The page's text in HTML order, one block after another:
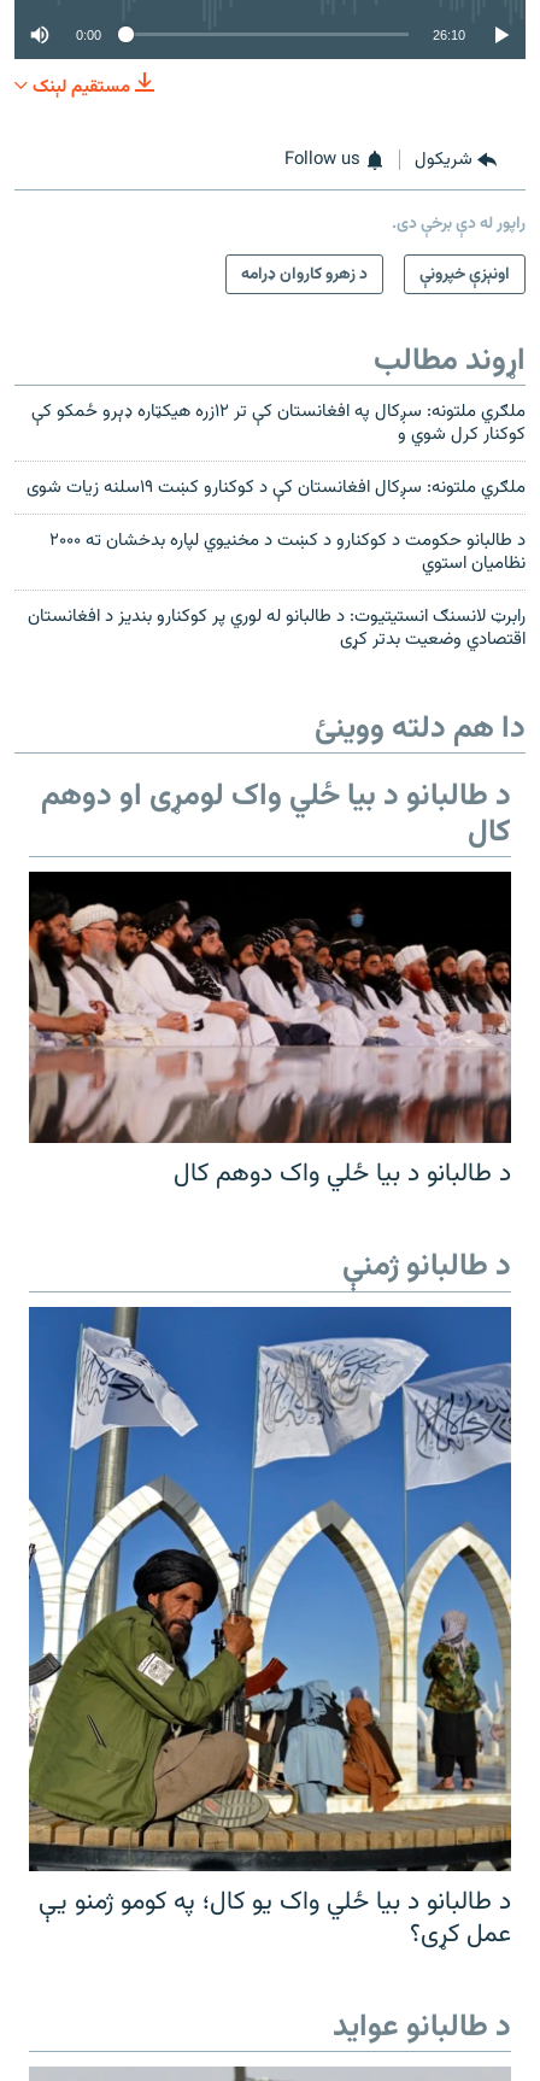
0:00 26:10
مستقیم لېنک
شريکول Follow us
راپور له دې برخې دی.
اونېزې خپرونې
د زهرو کاروان ډرامه
اړوند مطالب
ملګري ملتونه: سږکال په افغانستان کې تر ۱۲زره هیکټاره ډېرو ځمکو کې
کوکنار کرل شوي و
ملګري ملتونه: سږکال افغانستان کې د کوکنارو کښت ۱۹سلنه زيات شوی
د طالبانو حکومت د کوکنارو د کښت د مخنيوي لپاره بدخشان ته ۲۰۰۰
نظامیان استوي
رابرټ لانسنګ انستيتيوت: د طالبانو له لوري پر کوکنارو بنديز د افغانستان
اقتصادي وضعيت بدتر کړی
دا هم دلته ووینئ
د طالبانو د بیا ځلي واک لومړی او دوهم
کال
د طالبانو د بیا ځلي واک دوهم کال
د طالبانو ژمنې
د طالبانو د بیا ځلي واک یو کال؛ په کومو ژمنو یې
عمل کړی؟
د طالبانو عواید